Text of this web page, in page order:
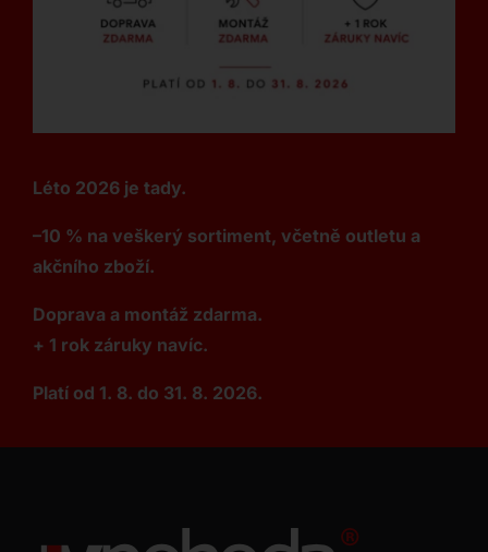
Léto 2026 je tady.
–10 % na veškerý sortiment, včetně outletu a
akčního zboží.
Doprava a montáž zdarma.
+ 1 rok záruky navíc.
Platí od 1. 8. do 31. 8. 2026.